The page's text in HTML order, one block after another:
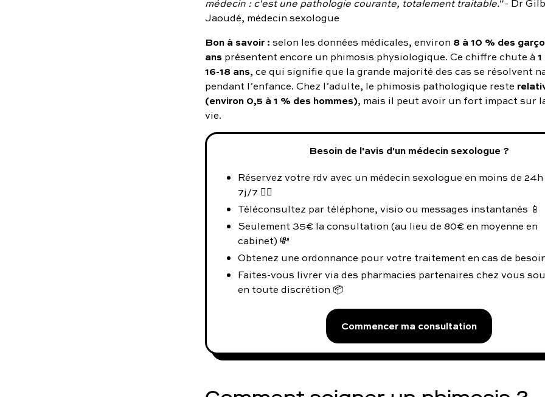
médecin : c'est une pathologie courante, totalement traitable."- Dr
Jaoudé, médecin sexologue
Bon à savoir : selon les données médicales, environ 8 à 10 % des
ans présentent encore un phimosis physiologique. Ce chiffre chute à
16-18 ans, ce qui signifie que la grande majorité des cas se résolvent
pendant l’enfance. Chez l’adulte, le phimosis pathologique reste
(environ 0,5 à 1 % des hommes), mais il peut avoir un fort impact sur
vie.
Besoin de l'avis d'un médecin sexologue ?
Réservez votre rdv avec un médecin sexologue en moins de
7j/7 👨‍⚕️
Téléconsultez par téléphone, visio ou messages instantanés 📱
Seulement 35€ la consultation (au lieu de 80€ en moyenne en
cabinet) 💸
Obtenez une ordonnance pour votre traitement en cas de
Faites-vous livrer via des pharmacies partenaires chez vous
en toute discrétion 📦
Commencer ma consultation